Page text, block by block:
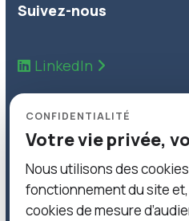
CONFIDENTIALITÉ
Votre vie privée,
Nous utilisons des
fonctionnement du site
cookies de mesure
Suivez-nous
LinkedIn
Inscrivez-vous à notre
toutes nos actualités.